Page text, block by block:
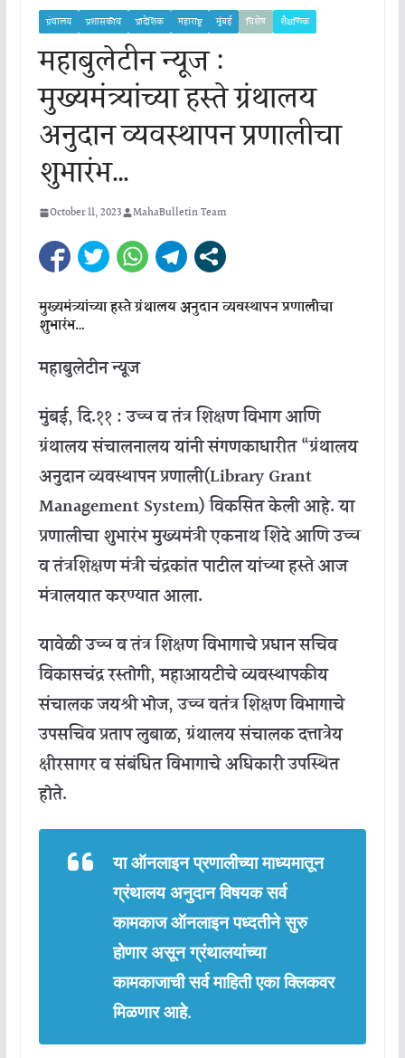
ग्रंथालय प्रशासकीय प्रादेशिक महाराष्ट्र मुंबई विशेष शैक्षणिक
महाबुलेटीन न्यूज :
मुख्यमंत्र्यांच्या हस्ते ग्रंथालय
अनुदान व्यवस्थापन प्रणालीचा
शुभारंभ…
October 11, 2023 MahaBulletin Team
मुख्यमंत्र्यांच्याहस्तेग्रंथालयअनुदानव्यवस्थापनप्रणालीचा
शुभारंभ…
महाबुलेटीनन्यूज
मुंबई,दि.११:उच्चवतंत्रशिक्षणविभागआणि
ग्रंथालयसंचालनालययांनीसंगणकाधारीत“ग्रंथालय
अनुदानव्यवस्थापनप्रणाली(Library Grant
Management System)विकसितकेलीआहे.या
प्रणालीचा शुभारंभमुख्यमंत्रीएकनाथशिंदेआणिउच्च
वतंत्रशिक्षणमंत्रीचंद्रकांतपाटीलयांच्याहस्तेआज
मंत्रालयातकरण्यातआला.
यावेळीउच्चवतंत्रशिक्षणविभागाचेप्रधानसचिव
विकासचंद्ररस्तोगी,महाआयटीचेव्यवस्थापकीय
संचालकजयश्रीभोज,उच्चवतंत्रशिक्षणविभागाचे
उपसचिवप्रतापलुबाळ,ग्रंथालयसंचालकदत्तात्रेय
क्षीरसागरवसंबंधितविभागाचेअधिकारीउपस्थित
होते.
या ऑनलाइन प्रणालीच्या माध्यमातून
ग्रंथालय अनुदान विषयक सर्व
कामकाज ऑनलाइन पध्दतीने सुरु
होणार असून ग्रंथालयांच्या
कामकाजाची सर्व माहिती एका क्लिकवर
मिळणारआहे.